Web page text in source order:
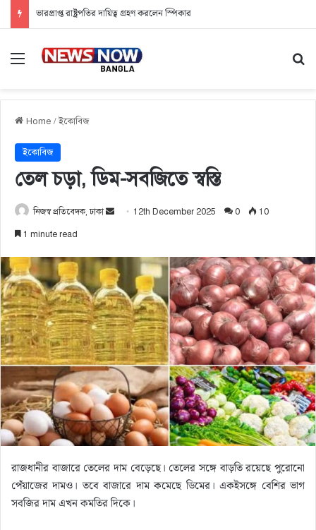
ভারপ্রাপ্ত রাষ্ট্রপতির দায়িত্ব গ্রহণ করলেন স্পিকার
Menu
Home /ইকোবিজ
ইকোবিজ
তেল চড়া, ডিম-সবজিতে স্বস্তি
নিজস্ব প্রতিবেদক, ঢাকা
a
n
e
m
a
i
l
12th December 2025 0 10
1 minute read
রাজধানীর বাজারে তেলের দাম বেড়েছে। তেলের সঙ্গে বাড়তি রয়েছে পুরোনো
পেঁয়াজের দামও। তবে বাজারে দাম কমেছে ডিমের। একইসঙ্গে বেশির ভাগ
সবজির দাম এখন কমতির দিকে।